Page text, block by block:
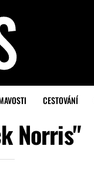
CESTOVÁNÍ
Norris"